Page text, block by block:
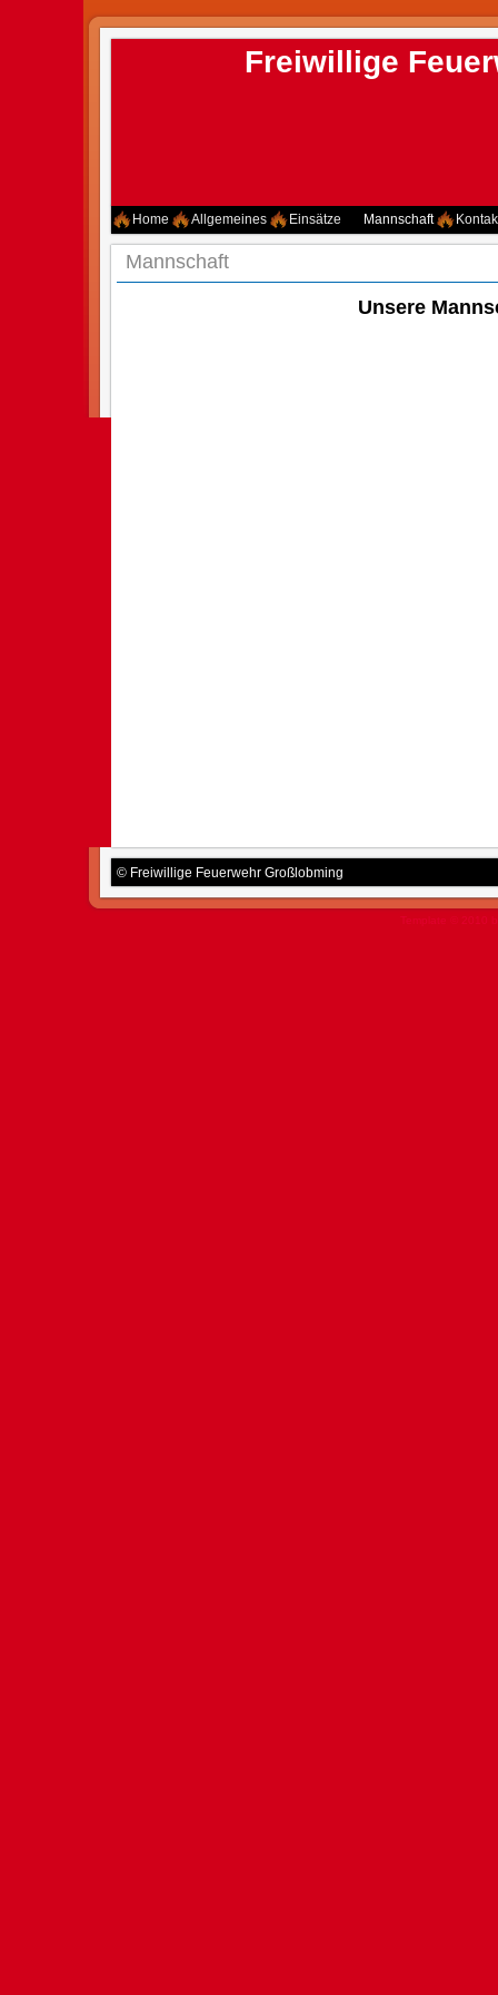
Freiwillige
Home Allgemeines Einsätze Mannschaft
Mannschaft
Unsere
© Freiwillige Feuerwehr Großlobming